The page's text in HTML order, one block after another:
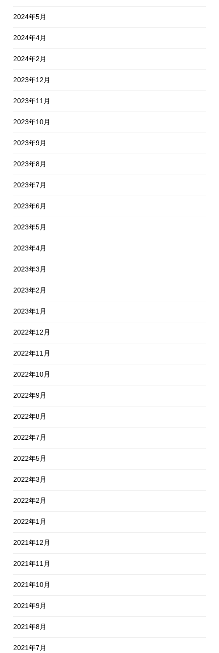
2024年5月
2024年4月
2024年2月
2023年12月
2023年11月
2023年10月
2023年9月
2023年8月
2023年7月
2023年6月
2023年5月
2023年4月
2023年3月
2023年2月
2023年1月
2022年12月
2022年11月
2022年10月
2022年9月
2022年8月
2022年7月
2022年5月
2022年3月
2022年2月
2022年1月
2021年12月
2021年11月
2021年10月
2021年9月
2021年8月
2021年7月